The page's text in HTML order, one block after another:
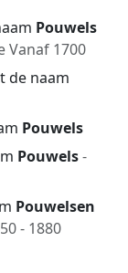
Pouwels
Vanaf 1700
de naam
Pouwels
Pouwels-
Pouwelsen
- 1880